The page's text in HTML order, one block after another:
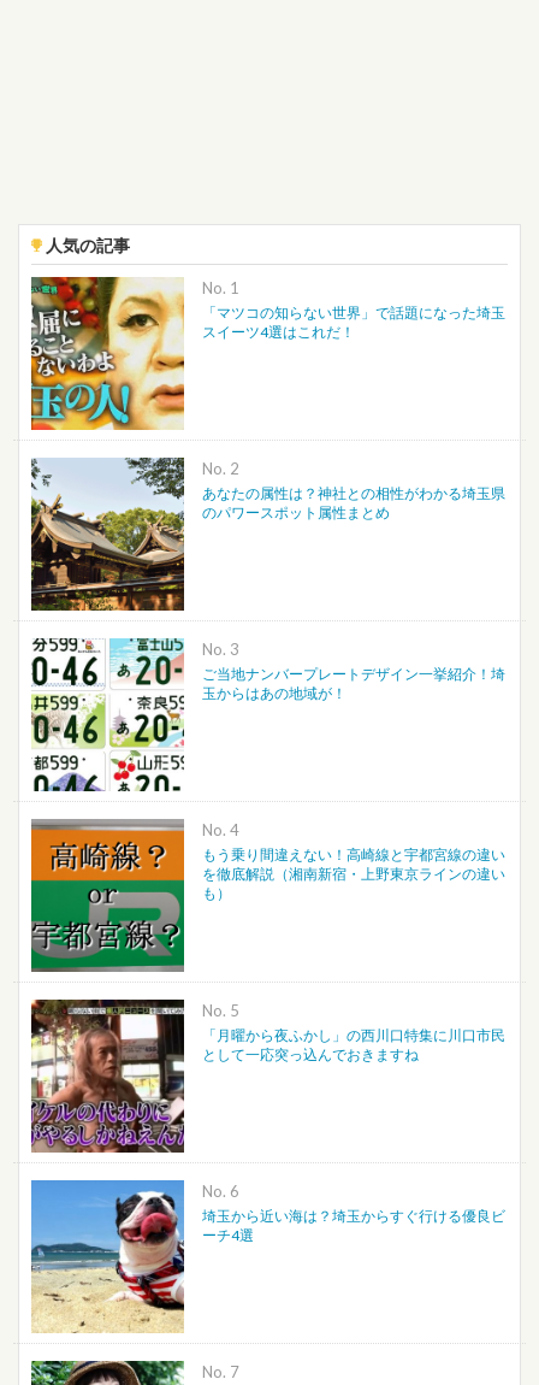
人気の記事
No.
「マツコの知らない世界」で話題になった埼玉
スイーツ4選はこれだ！
No.
あなたの属性は？神社との相性がわかる埼玉県
のパワースポット属性まとめ
No.
ご当地ナンバープレートデザイン一挙紹介！埼
玉からはあの地域が！
No.
もう乗り間違えない！高崎線と宇都宮線の違い
を徹底解説（湘南新宿・上野東京ラインの違い
も）
No.
「月曜から夜ふかし」の西川口特集に川口市民
として一応突っ込んでおきますね
No.
埼玉から近い海は？埼玉からすぐ行ける優良ビ
ーチ4選
No.